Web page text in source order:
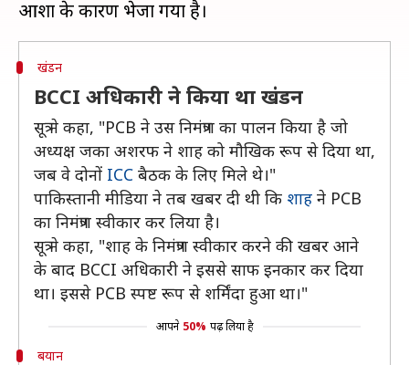
खंडन
BCCI अधिकारी ने किया था खंडन
सूत्र ने कहा, "PCB ने उस निमंत्रण का पालन किया है जो
अध्यक्ष जका अशरफ ने शाह को मौखिक रूप से दिया था,
जब वे दोनों ICC बैठक के लिए मिले थे।"
पाकिस्तानी मीडिया ने तब खबर दी थी कि शाह ने PCB
का निमंत्रण स्वीकार कर लिया है।
सूत्र ने कहा, "शाह के निमंत्रण स्वीकार करने की खबर आने
के बाद BCCI अधिकारी ने इससे साफ इनकार कर दिया
था। इससे PCB स्पष्ट रूप से शर्मिंदा हुआ था।"
आपने 50% पढ़ लिया है
बयान